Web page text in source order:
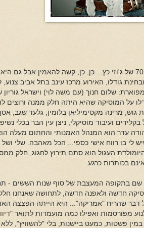
השבוע מתקיים מופע מיוחד לכבוד יום ההולדת ה70 של ג'וזי כץ... כן, כן, קשה
גודלו, האירוע מרכז עינב בתל אביב
שלום חנוך (עם משה לוי) וישראל
על המוסיקה שהיא היתה חלק ממנה ורוצים
מרינה מקסימיליאן בלומין, גלעד שגב,
ועיבוד מוסיקלי, ניצן עין הבר בכלי
עדר הוא המנהל האמנותי והחתום מעלה
לי בו רווח אישי כספי... הכל מאהבה. שלי
היומולדת העגול הוא סתם תירוץ לחגוג, חלק
בכותרות כרגע.
שם בתקופה המעצבת של סוף שנות הששים -
חדשה ולאפנה חדשה, לתחושה שאנחנו
דבר שהריח "אמריקה"... היא הייתה הפצצה
מפורסמות ואפילו כמה מועמדות לתואר
פשטות, כמעט ביישנות, בלי "להשוויץ", ללא